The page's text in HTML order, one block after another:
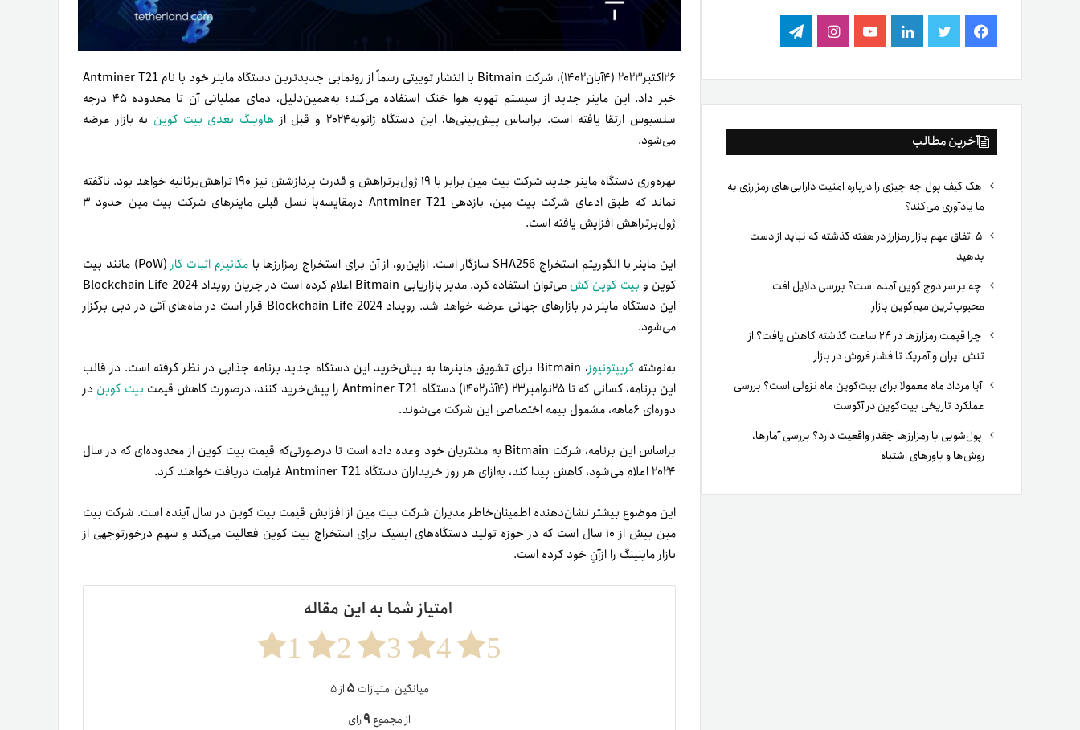
فیس
بوک
توییتر لینکدینیوتیوباینستاگرام
تلگرام
آخرین مطالب
هک کیف پول چه چیزی را درباره امنیت دارایی‌های رمزارزی به
ما یادآوری می‌کند؟
۵ اتفاق مهم بازار رمزارز در هفته گذشته که نباید از دست
بدهید
چه بر سر دوج کوین آمده است؟ بررسی دلایل افت
محبوب‌ترین میم‌کوین بازار
چرا قیمت رمزارزها در ۲۴ ساعت گذشته کاهش یافت؟ از
تنش ایران و آمریکا تا فشار فروش در بازار
آیا مرداد ماه معمولا برای بیت‌کوین ماه نزولی است؟ بررسی
عملکرد تاریخی بیت‌کوین در آگوست
پول‌شویی با رمزارزها چقدر واقعیت دارد؟ بررسی آمارها،
روش‌ها و باورهای اشتباه
۲۶اکتبر۲۰۲۳ (۴آبان۱۴۰۲)، شرکت Bitmain با انتشار توییتی رسماً از رونمایی جدیدترین دستگاه ماینر خود با نام Antminer T21
خبر داد. این ماینر جدید از سیستم تهویه هوا خنک استفاده می‌کند؛ به‌همین‌دلیل، دمای عملیاتی آن تا محدوده ۴۵ درجه
سلسیوس ارتقا یافته است. براساس پیش‌بینی‌ها، این دستگاه ژانویه۲۰۲۴ و قبل از
هاوینگ بعدی بیت کوین به بازار عرضه
می‌شود.
بهره‌وری دستگاه ماینر جدید شرکت بیت مین برابر با ۱۹ ژول‌بر‌تراهش و قدرت پردازشش نیز ۱۹۰ تراهش‌برثانیه خواهد بود. ناگفته
نماند که طبق ادعای شرکت بیت مین، بازدهی Antminer T21 در‌مقایسه‌با نسل قبلی ماینرهای شرکت بیت مین حدود ۳
ژول‌بر‌تراهش افزایش یافته است.
این ماینر با الگوریتم استخراج SHA256 سازگار است. ازاین‌رو، از آن برای استخراج رمزارزها با مکانیزم اثبات کار
(PoW) مانند بیت
کوین و بیت کوین کش
می‌توان استفاده کرد. مدیر بازاریابی Bitmain اعلام کرده است در جریان رویداد Blockchain Life 2024
این دستگاه ماینر در بازارهای جهانی عرضه خواهد شد. رویداد Blockchain Life 2024 قرار است در ماه‌های آتی در دبی برگزار
می‌شود.
به‌نوشته‌ کریپتونیوز
، Bitmain برای تشویق ماینرها به پیش‌خرید این دستگاه جدید برنامه جذابی در نظر گرفته است. در قالب
این برنامه، کسانی که تا ۲۵نوامبر۲۳ (۴آذر۱۴۰۲) دستگاه Antminer T21 را پیش‌خرید کنند، درصورت کاهش قیمت
بیت کوین در
دوره‌ای ۶ماهه، مشمول بیمه اختصاصی این شرکت می‌شوند.
براساس این برنامه، شرکت Bitmain به‌ مشتریان خود وعده داده است تا درصورتی‌که قیمت بیت کوین از محدوده‌ای که در سال
۲۰۲۴ اعلام می‌شود، کاهش پیدا کند، به‌ازای هر روز خریداران دستگاه Antminer T21 غرامت دریافت خواهند کرد.
این موضوع بیشتر نشان‌دهنده اطمینان‌خاطر مدیران شرکت بیت مین از افزایش قیمت بیت کوین در سال آینده است. شرکت بیت
مین بیش از ۱۰ سال است که در حوزه تولید دستگاه‌های ایسیک برای استخراج بیت کوین فعالیت می‌کند و سهم درخورتوجهی از
بازار ماینینگ را ازآنِ خود کرده است.
امتیاز شما به این مقاله
5
4
3
2
1
میانگین امتیازات ۵از ۵
از مجموع۹رای